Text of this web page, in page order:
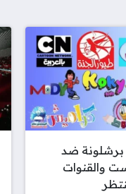
برشلونة ضد
والقنوات